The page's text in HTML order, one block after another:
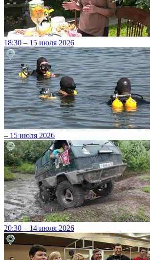
18:30 – 15 июля 2026
– 15 июля 2026
20:30 – 14 июля 2026